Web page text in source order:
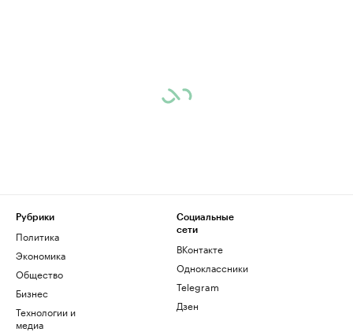
Рубрики
Политика
Экономика
Общество
Бизнес
Технологии и
медиа
Социальные
сети
ВКонтакте
Одноклассники
Telegram
Дзен